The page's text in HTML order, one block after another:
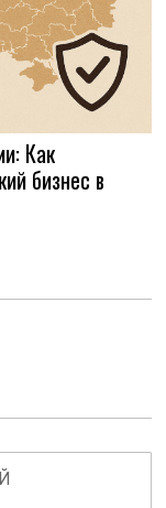
Как
бизнес в